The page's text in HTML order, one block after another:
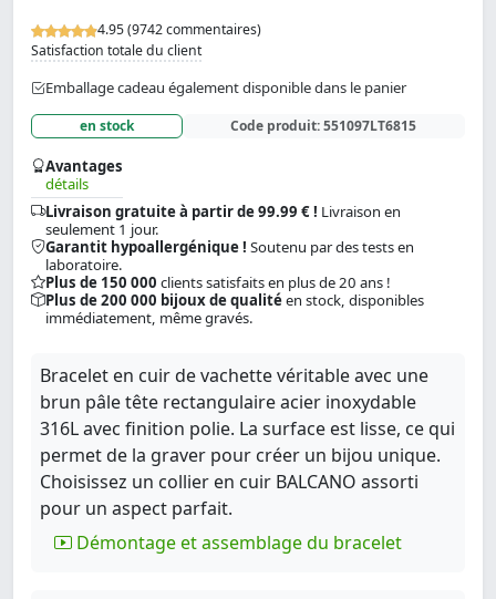
4.95 (9742 commentaires)
Satisfaction totale du client
Emballage cadeau également disponible dans le panier
en stock Code produit:551097LT6815
Avantages
détails
Livraison gratuite à partir de 99.99 € ! Livraison en
seulement 1 jour.
Garantit hypoallergénique ! Soutenu par des tests en
laboratoire.
Plus de 150 000 clients satisfaits en plus de 20 ans !
Plus de 200 000 bijoux de qualitéen stock, disponibles
immédiatement, même gravés.
Bracelet en cuir de vachette véritable avec une
brun pâle tête rectangulaire acier inoxydable
316L avec finition polie. La surface est lisse, ce qui
permet de la graver pour créer un bijou unique.
Choisissez un collier en cuir BALCANO assorti
pour un aspect parfait.
Démontage et assemblage du bracelet